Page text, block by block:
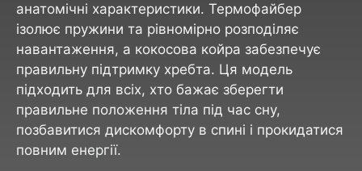
анатомічні характеристики. Термофайбер
ізолює пружини та рівномірно розподіляє
навантаження, а кокосова койра забезпечує
правильну підтримку хребта. Ця модель
підходить для всіх, хто бажає зберегти
правильне положення тіла під час сну,
позбавитися дискомфорту в спині і прокидатися
повним енергії.